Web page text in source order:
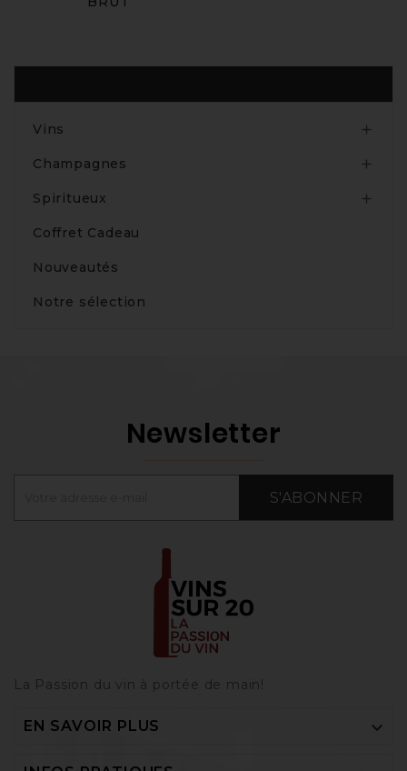
Vins 
Champagnes 
Spiritueux 
Coffret Cadeau
Nouveautés
Notre sélection
Newsletter
S'ABONNER
La Passion du vin à portée de main‎!
EN SAVOIR PLUS 